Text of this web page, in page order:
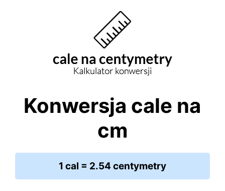
Konwersja cale na
cm
1 cal = 2.54 centymetry